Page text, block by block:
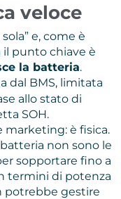
veloce
e, come è
il punto chiave è
la batteria.
dal BMS, limitata
allo stato di
SOH.
marketing: è fisica.
non sono le
sopportare fino a
termini di potenza
potrebbe gestire